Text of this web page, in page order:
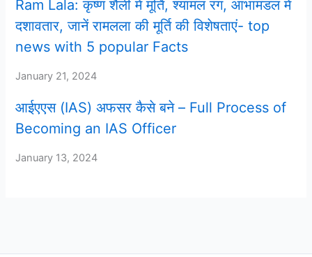
Ram Lala: कृष्ण शैली में मूर्ति, श्यामल रंग, आभामंडल में
दशावतार, जानें रामलला की मूर्ति की विशेषताएं- top
news with 5 popular Facts
January 21, 2024
आईएएस (IAS) अफसर कैसे बने – Full Process of
Becoming an IAS Officer
January 13, 2024